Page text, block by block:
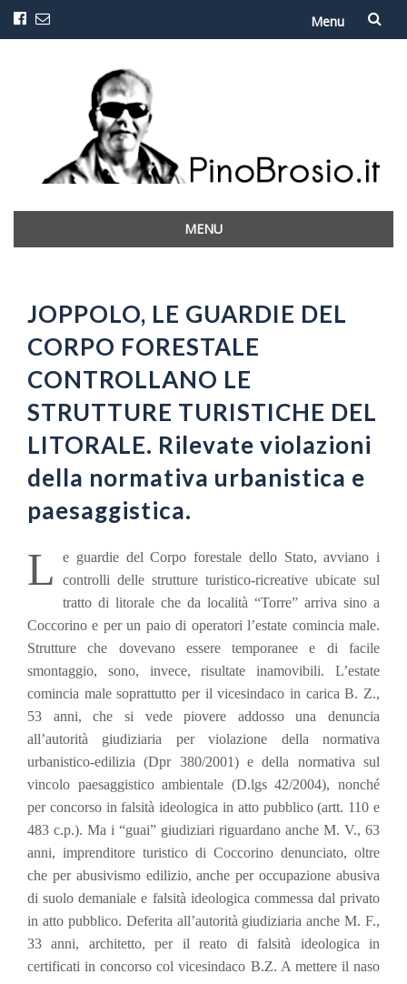
Menu
contenuto
MENU
JOPPOLO, LE GUARDIE DEL
CORPO FORESTALE
CONTROLLANO LE
STRUTTURE TURISTICHE DEL
LITORALE. Rilevate violazioni
della normativa urbanistica e
paesaggistica.
L
e guardie del Corpo forestale dello Stato, avviano i
controlli delle strutture turistico-ricreative ubicate sul
tratto di litorale che da località “Torre” arriva sino a
Coccorino e per un paio di operatori l’estate comincia male.
Strutture che dovevano essere temporanee e di facile
smontaggio, sono, invece, risultate inamovibili. L’estate
comincia male soprattutto per il vicesindaco in carica B. Z.,
53 anni, che si vede piovere addosso una denuncia
all’autorità giudiziaria per violazione della normativa
urbanistico-edilizia (Dpr 380/2001) e della normativa sul
vincolo paesaggistico ambientale (D.lgs 42/2004), nonché
per concorso in falsità ideologica in atto pubblico (artt. 110 e
483 c.p.). Ma i “guai” giudiziari riguardano anche M. V., 63
anni, imprenditore turistico di Coccorino denunciato, oltre
che per abusivismo edilizio, anche per occupazione abusiva
di suolo demaniale e falsità ideologica commessa dal privato
in atto pubblico. Deferita all’autorità giudiziaria anche M. F.,
33 anni, architetto, per il reato di falsità ideologica in
certificati in concorso col vicesindaco B.Z. A mettere il naso